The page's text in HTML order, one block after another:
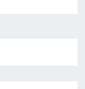
p
ar